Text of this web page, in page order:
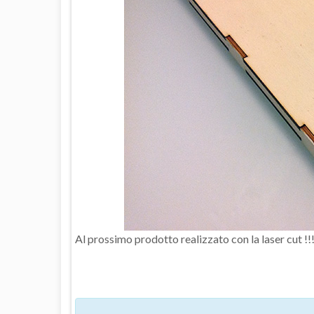
Al prossimo prodotto realizzato con la laser cut !!!